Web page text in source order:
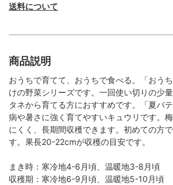
送料について
商品説明
おうちで育てて、おうちで食べる。「おう
けの野菜シリーズです。一回使い切りの少
タネから育てる方におすすめです。「夏バ
病や暑さに強く育てやすいキュウリです。
にくく、長期間収穫できます。初めての方
す。果長20-22cmが収穫の目安です。
まき時：寒冷地4-6月頃、温暖地3-8月頃
収穫期：寒冷地6-9月頃、温暖地5-10月頃